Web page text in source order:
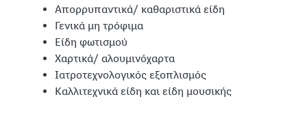
Απορρυπαντικά/ καθαριστικά είδη
Γενικά μη τρόφιμα
Είδη φωτισμού
Χαρτικά/ αλουμινόχαρτα
Ιατροτεχνολογικός εξοπλισμός
Καλλιτεχνικά είδη και είδη μουσικής